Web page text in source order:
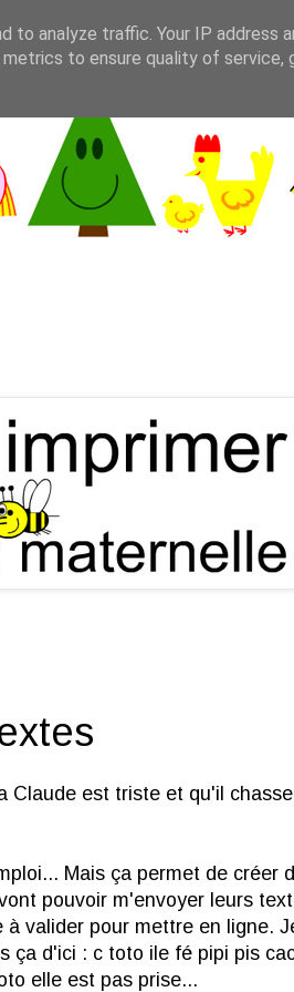
Claude est triste et qu'il
Mais ça permet de créer
pouvoir m'envoyer leurs
valider pour mettre en ligne.
ça d'ici : c toto ile fé pipi pis
elle est pas prise...
to analyze traffic. Your IP address
to ensure quality of service,